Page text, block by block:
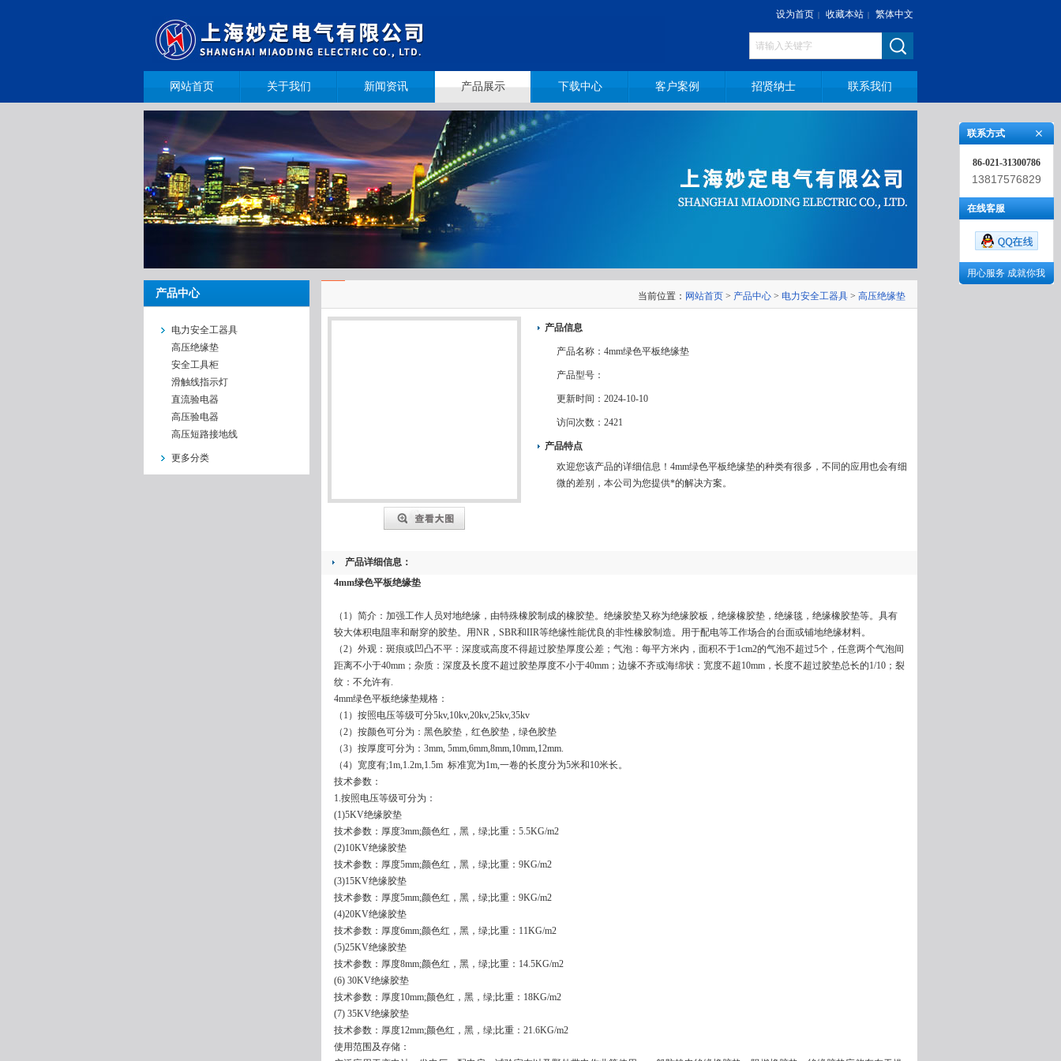
设为首页 | 收藏本站 | 繁体中文
网站首页 关于我们 新闻资讯 产品展示 下载中心 客户案例 招贤纳士 联系我们
产品中心
电力安全工器具
高压绝缘垫
安全工具柜
滑触线指示灯
直流验电器
高压验电器
高压短路接地线
更多分类
当前位置： 网站首页 > 产品中心 > 电力安全工器具 > 高压绝缘垫
产品信息
产品名称： 4mm绿色平板绝缘垫
产品型号：
更新时间： 2024-10-10
访问次数： 2421
产品特点
欢迎您该产品的详细信息！4mm绿色平板绝缘垫的种类有很多，不同的应用也会有细
微的差别，本公司为您提供*的解决方案。
产品详细信息：
4mm绿色平板绝缘垫
（1）简介：加强工作人员对地绝缘，由特殊橡胶制成的橡胶垫。绝缘胶垫又称为绝缘胶板，绝缘橡胶垫，绝缘毯，绝缘橡胶垫等。具有
较大体积电阻率和耐穿的胶垫。用NR，SBR和IIR等绝缘性能优良的非性橡胶制造。用于配电等工作场合的台面或铺地绝缘材料。
（2）外观：斑痕或凹凸不平：深度或高度不得超过胶垫厚度公差；气泡：每平方米内，面积不于1cm2的气泡不超过5个，任意两个气泡间
距离不小于40mm；杂质：深度及长度不超过胶垫厚度不小于40mm；边缘不齐或海绵状：宽度不超10mm，长度不超过胶垫总长的1/10；裂
纹：不允许有.
4mm绿色平板绝缘垫规格：
（1）按照电压等级可分5kv,10kv,20kv,25kv,35kv
（2）按颜色可分为：黑色胶垫，红色胶垫，绿色胶垫
（3）按厚度可分为：3mm, 5mm,6mm,8mm,10mm,12mm.
（4）宽度有;1m,1.2m,1.5m 标准宽为1m,一卷的长度分为5米和10米长。
技术参数：
1.按照电压等级可分为：
(1)5KV绝缘胶垫
技术参数：厚度3mm;颜色红，黑，绿;比重：5.5KG/m2
(2)10KV绝缘胶垫
技术参数：厚度5mm;颜色红，黑，绿;比重：9KG/m2
(3)15KV绝缘胶垫
技术参数：厚度5mm;颜色红，黑，绿;比重：9KG/m2
(4)20KV绝缘胶垫
技术参数：厚度6mm;颜色红，黑，绿;比重：11KG/m2
(5)25KV绝缘胶垫
技术参数：厚度8mm;颜色红，黑，绿;比重：14.5KG/m2
(6) 30KV绝缘胶垫
技术参数：厚度10mm;颜色红，黑，绿;比重：18KG/m2
(7) 35KV绝缘胶垫
技术参数：厚度12mm;颜色红，黑，绿;比重：21.6KG/m2
使用范围及存储：
联系方式
86-021-31300786
13817576829
在线客服
用心服务 成就你我